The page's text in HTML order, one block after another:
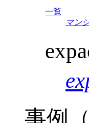
一覧
マン
事例